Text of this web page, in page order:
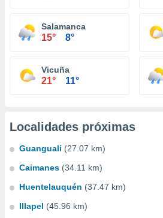
Salamanca
15° 8°
Vicuña
21° 11°
Localidades próximas
Guanguali (27.07 km)
Caimanes (34.11 km)
Huentelauquén (37.47 km)
Illapel (45.96 km)